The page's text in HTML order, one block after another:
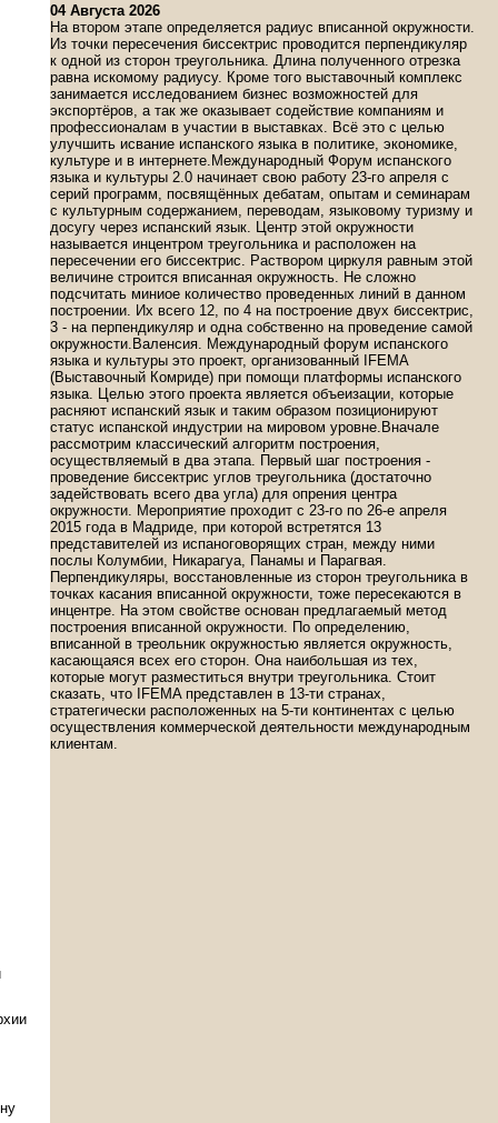
04 Августа 2026
На втором этапе определяется радиус вписанной окружности.
Из точки пересечения биссектрис проводится перпендикуляр
к одной из сторон треугольника. Длина полученного отрезка
равна искомому радиусу. Кроме того выставочный комплекс
занимается исследованием бизнес возможностей для
экспортёров, а так же оказывает содействие компаниям и
профессионалам в участии в выставках. Всё это с целью
улучшить исвание испанского языка в политике, экономике,
культуре и в интернете.Международный Форум испанского
языка и культуры 2.0 начинает свою работу 23-го апреля с
серий программ, посвящённых дебатам, опытам и семинарам
с культурным содержанием, переводам, языковому туризму и
досугу через испанский язык. Центр этой окружности
называется инцентром треугольника и расположен на
пересечении его биссектрис. Раствором циркуля равным этой
величине строится вписанная окружность. Не сложно
подсчитать миниое количество проведенных линий в данном
построении. Их всего 12, по 4 на построение двух биссектрис,
3 - на перпендикуляр и одна собственно на проведение самой
окружности.Валенсия. Международный форум испанского
языка и культуры это проект, организованный IFEMA
(Выставочный Комриде) при помощи платформы испанского
языка. Целью этого проекта является объеизации, которые
расняют испанский язык и таким образом позиционируют
статус испанской индустрии на мировом уровне.Вначале
рассмотрим классический алгоритм построения,
осуществляемый в два этапа. Первый шаг построения -
проведение биссектрис углов треугольника (достаточно
задействовать всего два угла) для опрения центра
окружности. Мероприятие проходит с 23-го по 26-е апреля
2015 года в Мадриде, при которой встретятся 13
представителей из испаноговорящих стран, между ними
послы Колумбии, Никарагуа, Панамы и Парагвая.
Перпендикуляры, восстановленные из сторон треугольника в
точках касания вписанной окружности, тоже пересекаются в
инцентре. На этом свойстве основан предлагаемый метод
построения вписанной окружности. По определению,
вписанной в треольник окружностью является окружность,
касающаяся всех его сторон. Она наибольшая из тех,
которые могут разместиться внутри треугольника. Стоит
сказать, что IFEMA представлен в 13-ти странах,
стратегически расположенных на 5-ти континентах с целью
осуществления коммерческой деятельности международным
клиентам.